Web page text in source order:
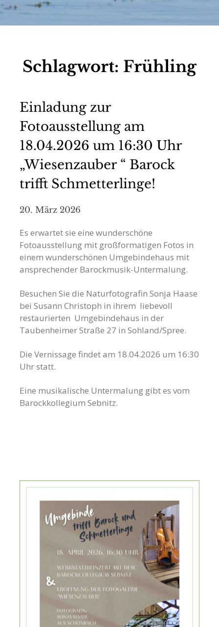
Schlagwort: Frühling
Einladung zur
Fotoausstellung am
18.04.2026 um 16:30 Uhr
„Wiesenzauber “ Barock
trifft Schmetterlinge!
20. März 2026
Es erwartet sie eine wunderschöne
Fotoausstellung mit großformatigen Fotos in
einem wunderschönen Umgebindehaus mit
ansprechender Barockmusik-Untermalung.
Besuchen Sie die Naturfotografin Sonja Haase
bei Susann Christoph in ihrem liebevoll
restaurierten Umgebindehaus in der
Taubenheimer Straße 27 in Sohland/Spree.
Die Vernissage findet am 18.04.2026 um 16:30
Uhr statt.
Eine musikalische Untermalung gibt es vom
Barockkollegium Sebnitz.